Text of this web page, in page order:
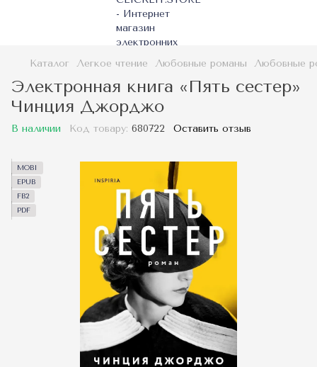
Каталог Легкое чтение Любовные романы Любовные
Электронная книга «Пять сестер»
Чинция Джорджо
В наличии Код товару: 680722 Оставить отзыв
MOBI
EPUB
FB2
PDF